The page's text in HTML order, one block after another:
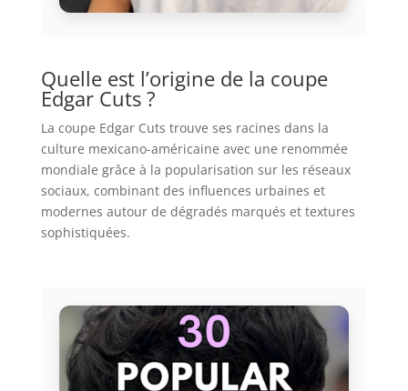
Quelle est l’origine de la coupe
Edgar Cuts ?
La coupe Edgar Cuts trouve ses racines dans la
culture mexicano-américaine avec une renommée
mondiale grâce à la popularisation sur les réseaux
sociaux, combinant des influences urbaines et
modernes autour de dégradés marqués et textures
sophistiquées.